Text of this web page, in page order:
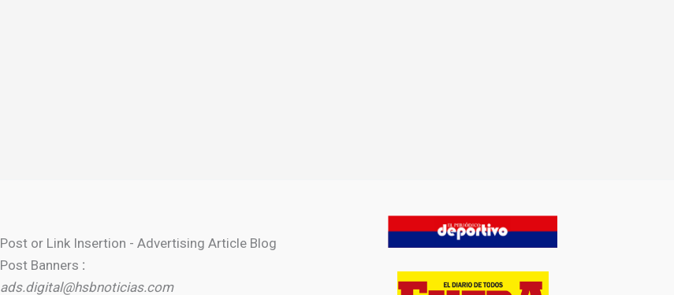
Post or Link Insertion - Advertising Article Blog
Post Banners :
ads.digital@hsbnoticias.com